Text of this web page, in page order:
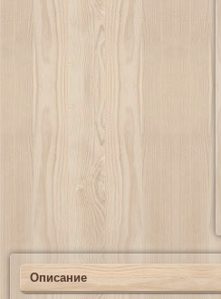
Описание